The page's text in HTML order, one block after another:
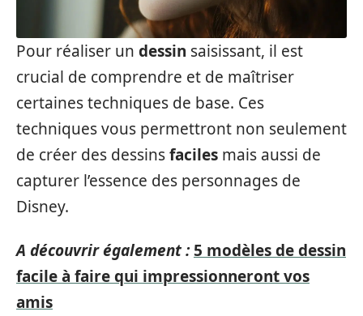
Pour réaliser un dessin saisissant, il est
crucial de comprendre et de maîtriser
certaines techniques de base. Ces
techniques vous permettront non seulement
de créer des dessinsfaciles mais aussi de
capturer l’essence des personnages de
Disney.
A découvrir également : 5 modèles de dessin
facile à faire qui impressionneront vos
amis